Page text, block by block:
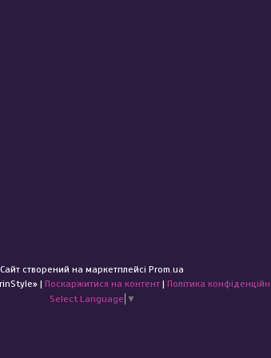
Сайт створений на маркетплейсі Prom.ua
Інтернет-магазин «KatrinStyle» | Поскаржитися на контент | Політика
Select Language ▼